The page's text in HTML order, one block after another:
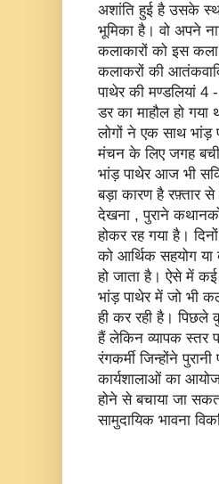
अशांति हुई है उसके
भूमिका है। वो अपने
कलाकारों को इस
कलाकरों की
पाथेर की मण्डलियां 4
डर का माहौल हो
लोगों ने एक साथ भांड़
मंचन के लिए जगह
भांड़ पाथेर आज भी
बड़ा कारण है रफ़्तार से
देखना , पुराने
होकर रह गया है।
को आर्थिक सहयोग
हो जाता है। ऐसे में
भांड़ पाथेर में जो भी
ही कर रही है। पिछले
हैं लेकिन व्यापक स्तर
रंगकर्मी जिन्होंने
कार्यशालाओं का
होने से बचाया जा
सामुदायिक भावना